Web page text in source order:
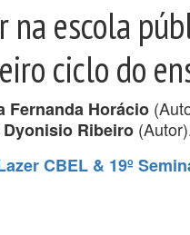
na escola
ciclo do
Fernanda Horácio
Ribeiro
CBEL & 19º